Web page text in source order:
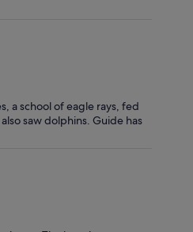
a school of eagle rays, fed
saw dolphins. Guide has